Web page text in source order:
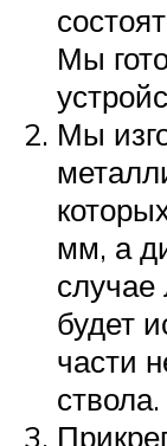
Мы
Мы
мм, а
будет
части
ствола.